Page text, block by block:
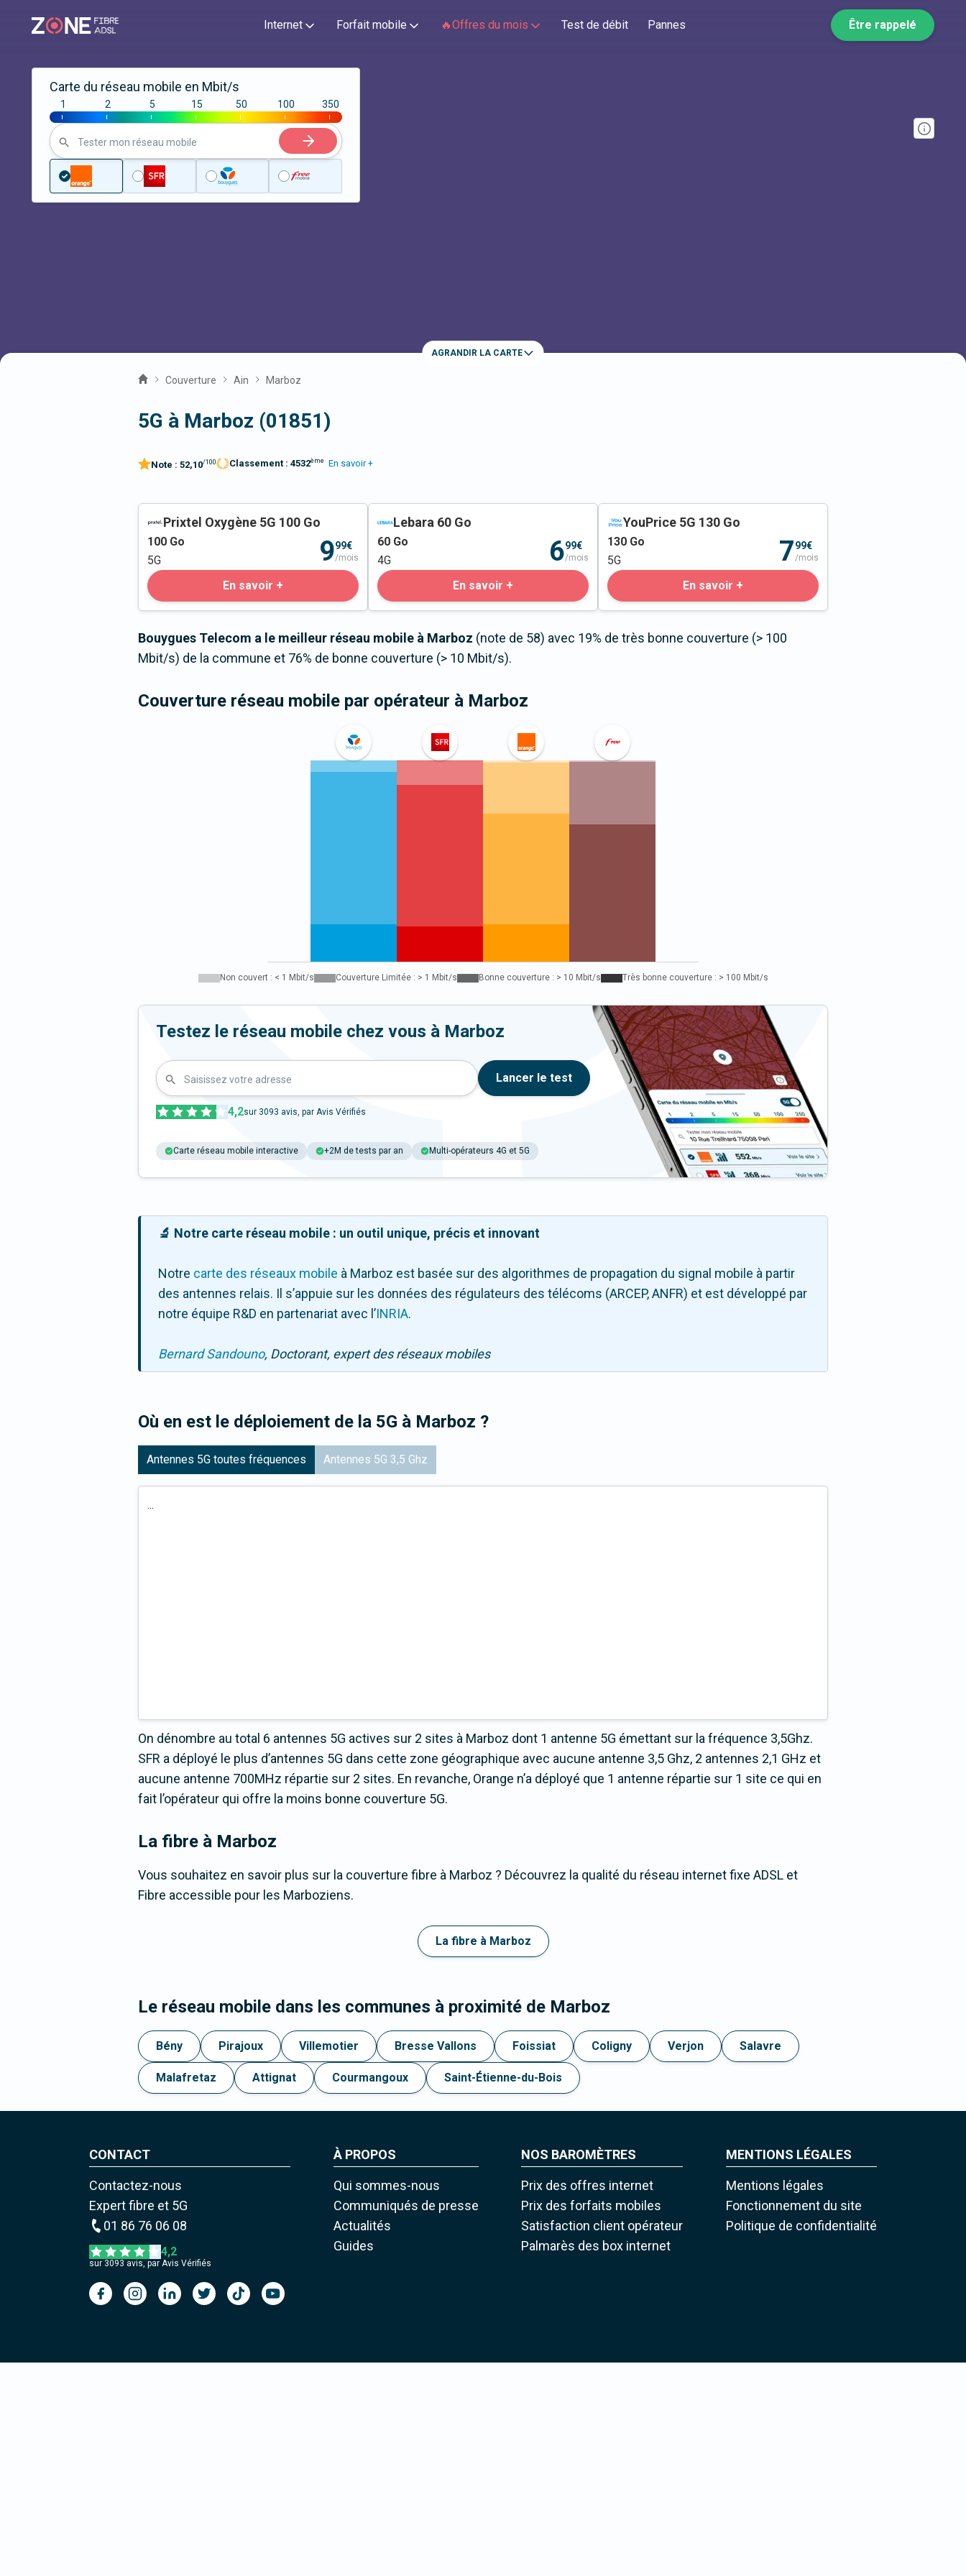
Internet Forfait mobile 🔥Offres du mois Test de débit Pannes Être rappelé
Carte du réseau mobile en Mbit/s
|
1
|
2
|
5
|
15
|
50
|
100
|
350
Tester mon réseau mobile
AGRANDIR LA CARTE
Couverture Ain Marboz
5G à Marboz (01851)
Note : 52,10/100 Classement : 4532ème En savoir +
Prixtel Oxygène 5G 100 Go
100 Go
5G
999€
/mois
En savoir +
Lebara 60 Go
60 Go
4G
699€
/mois
En savoir +
YouPrice 5G 130 Go
130 Go
5G
799€
/mois
En savoir +
Bouygues Telecom a le meilleur réseau mobile à Marboz (note de 58) avec 19% de très bonne couverture (> 100
Mbit/s) de la commune et 76% de bonne couverture (> 10 Mbit/s).
Couverture réseau mobile par opérateur à Marboz
Non couvert : < 1 Mbit/s Couverture Limitée : > 1 Mbit/s Bonne couverture : > 10 Mbit/s Très bonne couverture : > 100 Mbit/s
Testez le réseau mobile chez vous à Marboz
Saisissez votre adresse Lancer le test
4,2sur 3093 avis, par Avis Vérifiés
Carte réseau mobile interactive +2M de tests par an Multi-opérateurs 4G et 5G
🔬 Notre carte réseau mobile : un outil unique, précis et innovant
Notre carte des réseaux mobile à Marboz est basée sur des algorithmes de propagation du signal mobile à partir
des antennes relais. Il s’appuie sur les données des régulateurs des télécoms (ARCEP, ANFR) et est développé par
notre équipe R&D en partenariat avec l ’INRIA.
Bernard Sandouno, Doctorant, expert des réseaux mobiles
Où en est le déploiement de la 5G à Marboz ?
Antennes 5G toutes fréquences Antennes 5G 3,5 Ghz
...
On dénombre au total 6 antennes 5G actives sur 2 sites à Marboz dont 1 antenne 5G émettant sur la fréquence 3,5Ghz.
SFR a déployé le plus d’antennes 5G dans cette zone géographique avec aucune antenne 3,5 Ghz, 2 antennes 2,1 GHz et
aucune antenne 700MHz répartie sur 2 sites. En revanche, Orange n’a déployé que 1 antenne répartie sur 1 site ce qui en
fait l’opérateur qui offre la moins bonne couverture 5G.
La fibre à Marboz
Vous souhaitez en savoir plus sur la couverture fibre à Marboz ? Découvrez la qualité du réseau internet fixe ADSL et
Fibre accessible pour les Marboziens.
La fibre à Marboz
Le réseau mobile dans les communes à proximité de Marboz
Bény Pirajoux Villemotier Bresse Vallons Foissiat Coligny Verjon Salavre
Malafretaz Attignat Courmangoux Saint-Étienne-du-Bois
CONTACT
Contactez-nous
Expert fibre et 5G
01 86 76 06 08
4,2
sur 3093 avis, par Avis Vérifiés
À PROPOS
Qui sommes-nous
Communiqués de presse
Actualités
Guides
NOS BAROMÈTRES
Prix des offres internet
Prix des forfaits mobiles
Satisfaction client opérateur
Palmarès des box internet
MENTIONS LÉGALES
Mentions légales
Fonctionnement du site
Politique de confidentialité